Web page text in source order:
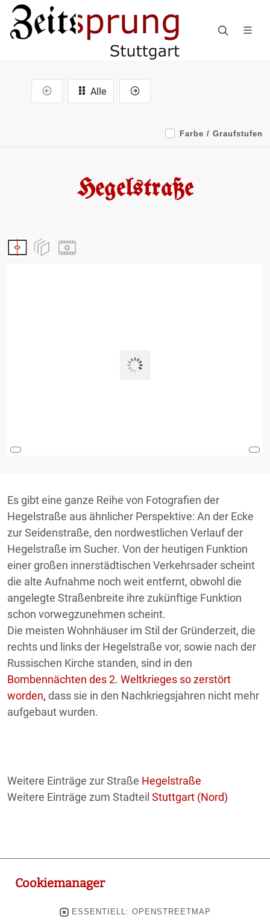
Alle
Farbe / Graufstufen
Hegelstraße
Es gibt eine ganze Reihe von Fotografien der
Hegelstraße aus ähnlicher Perspektive: An der Ecke
zur Seidenstraße, den nordwestlichen Verlauf der
Hegelstraße im Sucher. Von der heutigen Funktion
einer großen innerstädtischen Verkehrsader scheint
die alte Aufnahme noch weit entfernt, obwohl die
angelegte Straßenbreite ihre zukünftige Funktion
schon vorwegzunehmen scheint.
Die meisten Wohnhäuser im Stil der Gründerzeit, die
rechts und links der Hegelstraße vor, sowie nach der
Russischen Kirche standen, sind in den
Bombennächten des 2. Weltkrieges so zerstört
worden, dass sie in den Nachkriegsjahren nicht mehr
aufgebaut wurden.
Weitere Einträge zur Straße Hegelstraße
Weitere Einträge zum Stadteil Stuttgart (Nord)
Cookiemanager
ESSENTIELL: OPENSTREETMAP